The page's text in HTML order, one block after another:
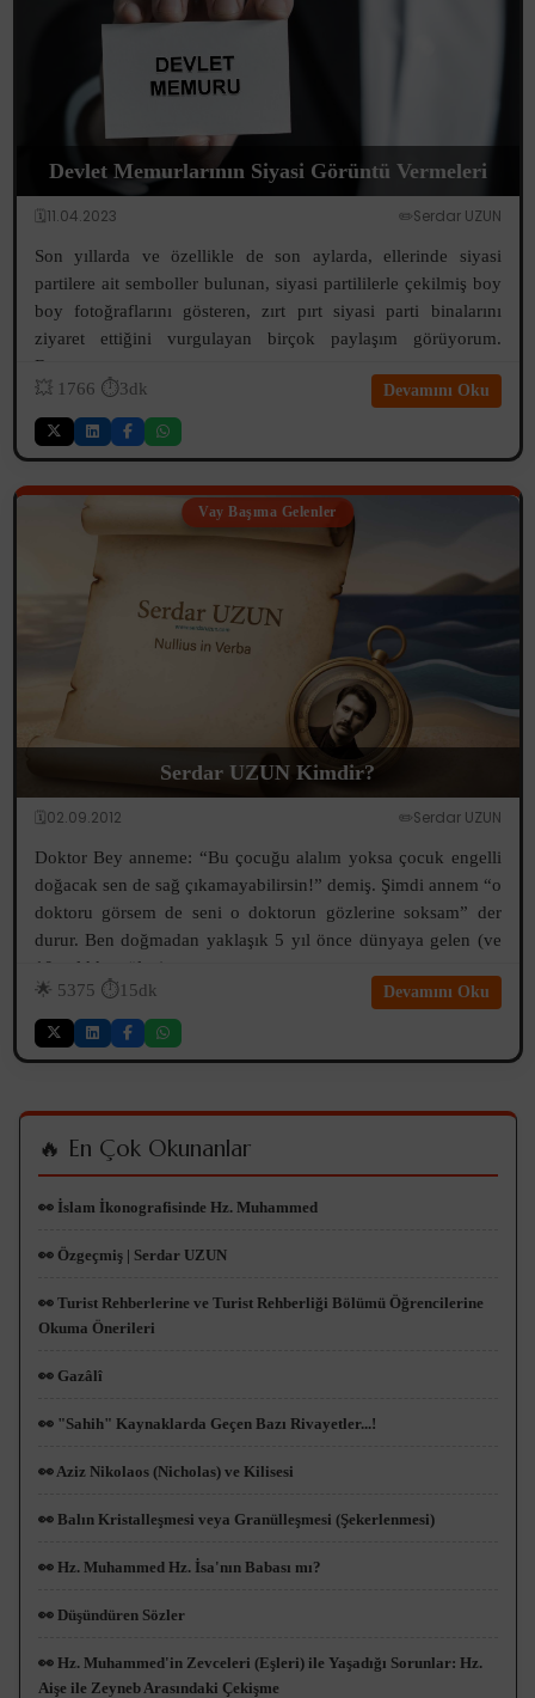
Devlet Memurlarının Siyasi Görüntü Vermeleri
🗓️11.04.2023 ✏️Serdar UZUN
Son yıllarda ve özellikle de son aylarda, ellerinde siyasi
partilere ait semboller bulunan, siyasi partililerle çekilmiş boy
boy fotoğraflarını gösteren, zırt pırt siyasi parti binalarını
ziyaret ettiğini vurgulayan birçok paylaşım görüyorum.
Buraya ...
💥 1766 ⏱️3dk Devamını Oku
Vay Başıma Gelenler
Serdar UZUN Kimdir?
🗓️02.09.2012 ✏️Serdar UZUN
Doktor Bey anneme: “Bu çocuğu alalım yoksa çocuk engelli
doğacak sen de sağ çıkamayabilirsin!” demiş. Şimdi annem “o
doktoru görsem de seni o doktorun gözlerine soksam” der
durur. Ben doğmadan yaklaşık 5 yıl önce dünyaya gelen (ve
10 aylıkken ölen) a...
🌟 5375 ⏱️15dk Devamını Oku
🔥 En Çok Okunanlar
👀 İslam İkonografisinde Hz. Muhammed
👀 Özgeçmiş | Serdar UZUN
👀 Turist Rehberlerine ve Turist Rehberliği Bölümü Öğrencilerine
Okuma Önerileri
👀 Gazâlî
👀 "Sahih" Kaynaklarda Geçen Bazı Rivayetler...!
👀 Aziz Nikolaos (Nicholas) ve Kilisesi
👀 Balın Kristalleşmesi veya Granülleşmesi (Şekerlenmesi)
👀 Hz. Muhammed Hz. İsa'nın Babası mı?
👀 Düşündüren Sözler
👀 Hz. Muhammed'in Zevceleri (Eşleri) ile Yaşadığı Sorunlar: Hz.
Aişe ile Zeyneb Arasındaki Çekişme